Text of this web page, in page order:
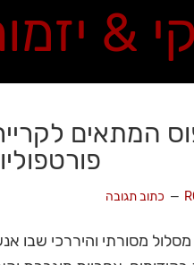
&
המתאים
פורטפוליו
כתוב תגובה
מסורתי והיררכי שבו